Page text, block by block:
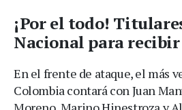
¡Por el todo!
Nacional para
En el frente de ataque, el más
Colombia contará con Juan